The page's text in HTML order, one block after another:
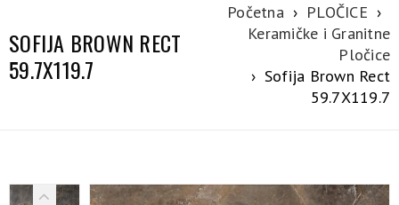
SOFIJA BROWN RECT
59.7X119.7
Početna › PLOČICE ›
Keramičke i Granitne
Pločice
› Sofija Brown Rect
59.7X119.7